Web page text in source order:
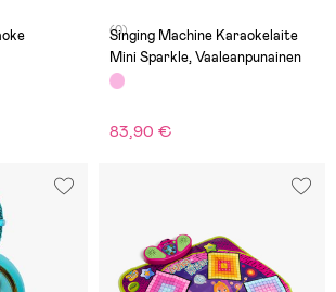
(0)
Singing Machine Karaokelaite
Mini Sparkle, Vaaleanpunainen
83,90 €